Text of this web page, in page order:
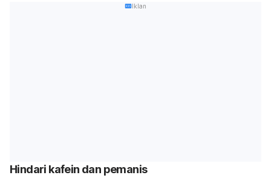
Iklan
Hindari kafein dan pemanis